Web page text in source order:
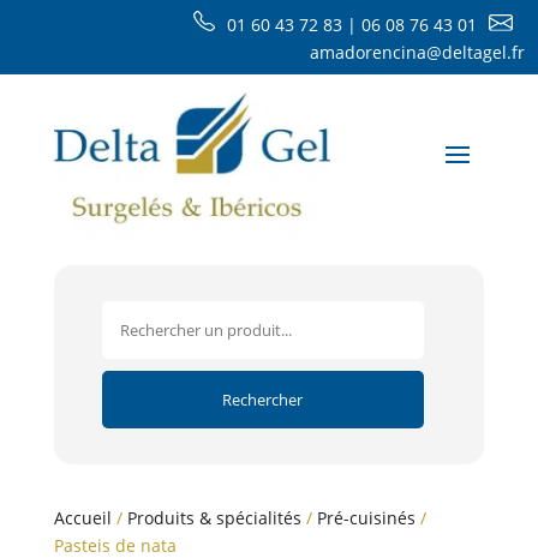
01 60 43 72 83 | 06 08 76 43 01
amadorencina@deltagel.fr
Accueil / Produits & spécialités / Pré-cuisinés /
Pasteis de nata